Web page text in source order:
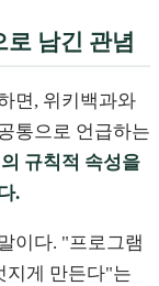
남긴 관념
면, 위키백과와
통으로 언급하는
규칙적 속성을
.
이다. "프로그램
지게 만든다"는